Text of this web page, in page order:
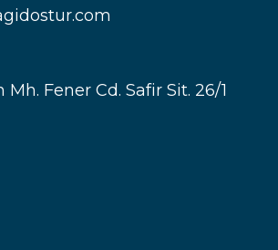
Mh. Fener Cd. Safir Sit. 26/1